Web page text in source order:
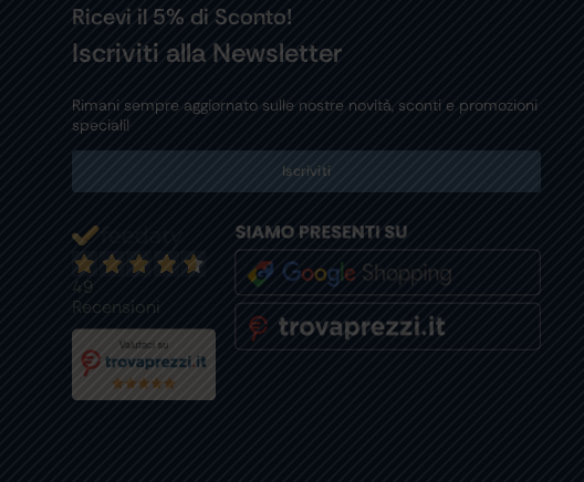
Ricevi il 5% di Sconto!
Iscriviti alla Newsletter
Rimani sempre aggiornato sulle nostre novità, sconti e promozioni
speciali!
Iscriviti
49
Recensioni